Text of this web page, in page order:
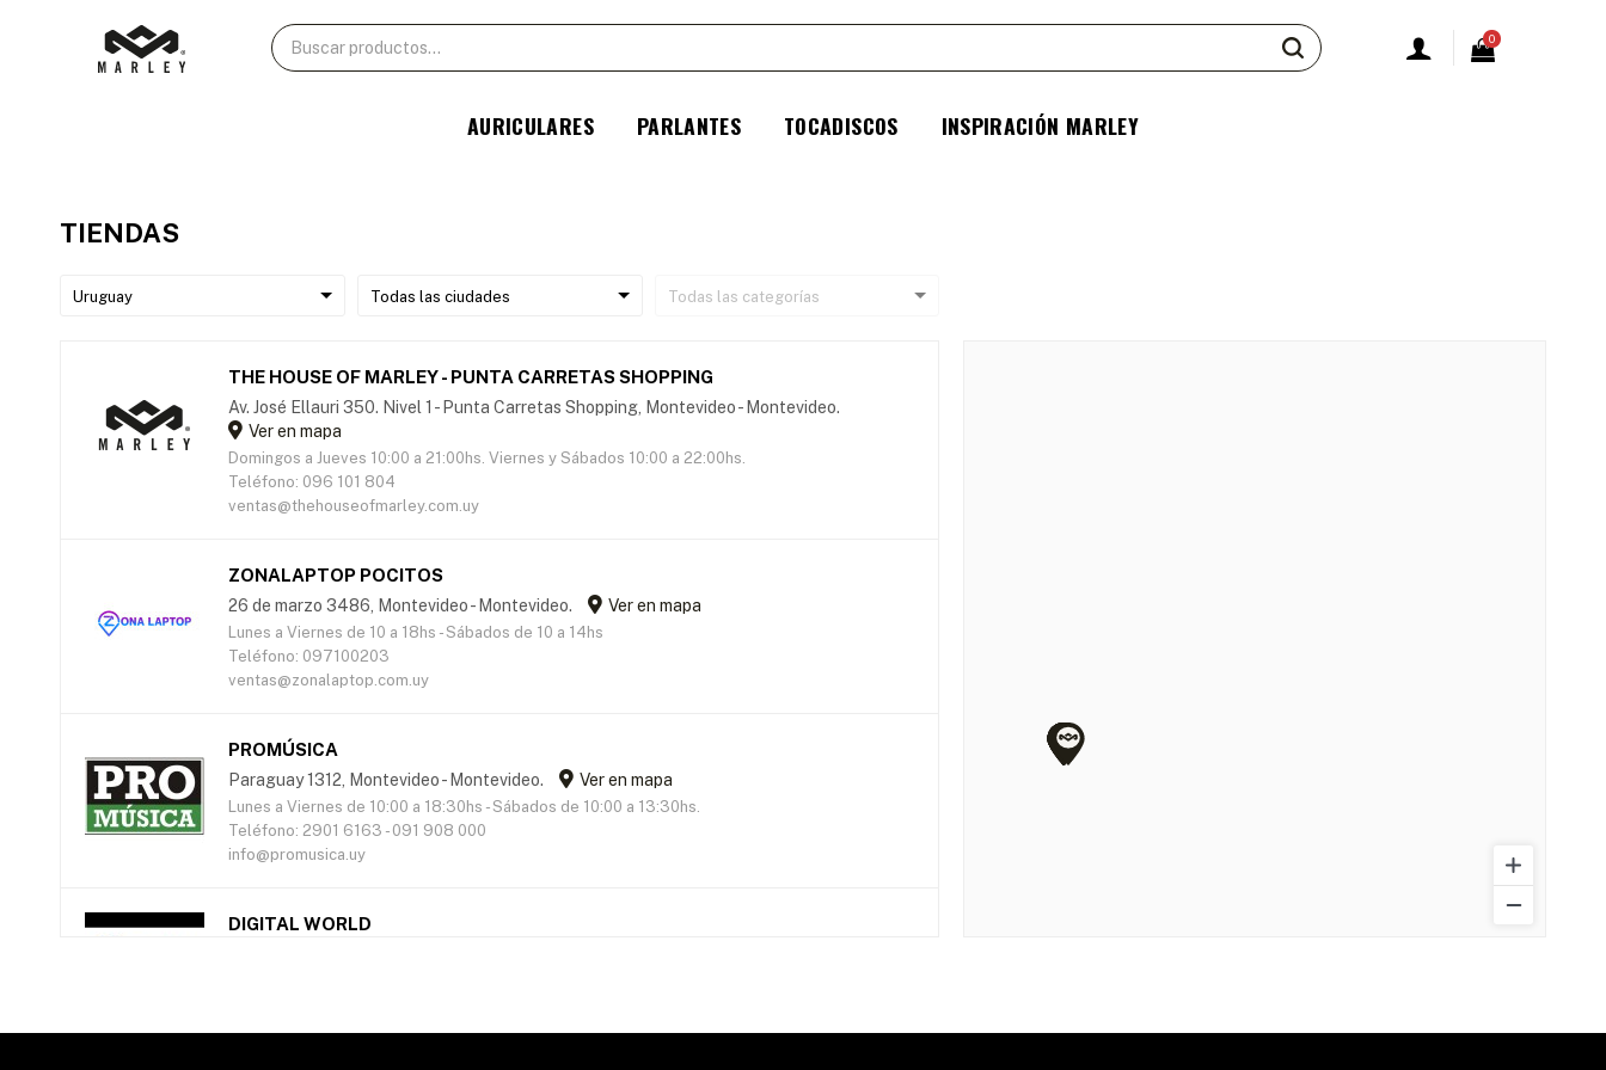
AURICULARES PARLANTES TOCADISCOS INSPIRACIÓN MARLEY
0
TIENDAS
THE HOUSE OF MARLEY - PUNTA CARRETAS SHOPPING
Av. José Ellauri 350. Nivel 1 - Punta Carretas Shopping, Montevideo - Montevideo.
Ver en mapa
Domingos a Jueves 10:00 a 21:00hs. Viernes y Sábados 10:00 a 22:00hs.
Teléfono: 096 101 804
ventas@thehouseofmarley.com.uy
ZONALAPTOP POCITOS
26 de marzo 3486, Montevideo - Montevideo. Ver en mapa
Lunes a Viernes de 10 a 18hs - Sábados de 10 a 14hs
Teléfono: 097100203
ventas@zonalaptop.com.uy
PROMÚSICA
Paraguay 1312, Montevideo - Montevideo. Ver en mapa
Lunes a Viernes de 10:00 a 18:30hs - Sábados de 10:00 a 13:30hs.
Teléfono: 2901 6163 - 091 908 000
info@promusica.uy
DIGITAL WORLD
ventas@digitalworld.com.uy